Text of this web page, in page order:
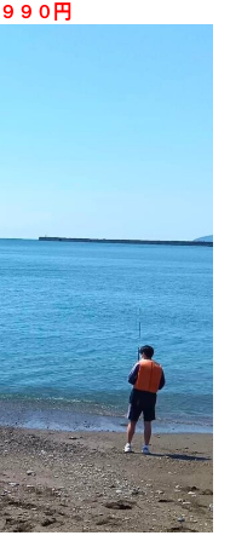
９９０円